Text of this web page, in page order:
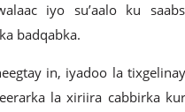
iyo su’aalo ku
badqabka.
in, iyadoo la
la xiriira cabbirka